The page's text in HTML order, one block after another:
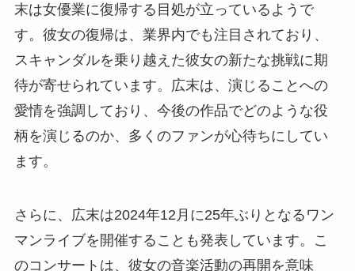
末は女優業に復帰する目処が立っているようで
す。彼女の復帰は、業界内でも注目されており、
スキャンダルを乗り越えた彼女の新たな挑戦に期
待が寄せられています。広末は、演じることへの
愛情を強調しており、今後の作品でどのような役
柄を演じるのか、多くのファンが心待ちにしてい
ます。
さらに、広末は2024年12月に25年ぶりとなるワン
マンライブを開催することも発表しています。こ
のコンサートは、彼女の音楽活動の再開を意味